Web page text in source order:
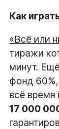
Как
«Всё или
тиражи
минут.
фонд
всё время
17 000